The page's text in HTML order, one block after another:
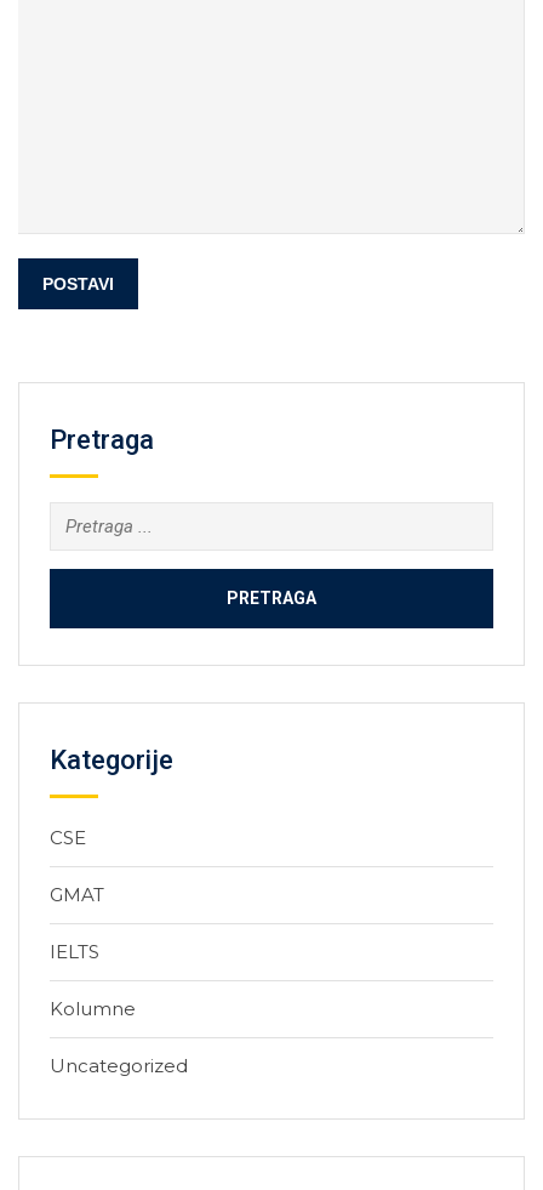
Pretraga
Kategorije
CSE
GMAT
IELTS
Kolumne
Uncategorized